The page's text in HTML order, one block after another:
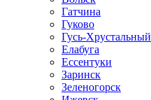
Гатчина
Гуково
Гусь-Хрустальный
Елабуга
Ессентуки
Заринск
Зеленогорск